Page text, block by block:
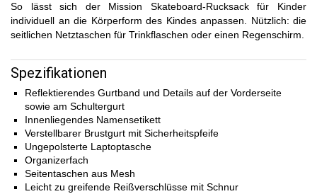
So lässt sich der Mission Skateboard-Rucksack für Kinder
individuell an die Körperform des Kindes anpassen. Nützlich: die
seitlichen Netztaschen für Trinkflaschen oder einen Regenschirm.
Spezifikationen
Reflektierendes Gurtband und Details auf der Vorderseite
sowie am Schultergurt
Innenliegendes Namensetikett
Verstellbarer Brustgurt mit Sicherheitspfeife
Ungepolsterte Laptoptasche
Organizerfach
Seitentaschen aus Mesh
Leicht zu greifende Reißverschlüsse mit Schnur